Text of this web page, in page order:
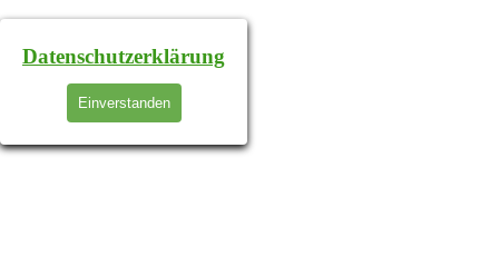
Datenschutzerklärung
Einverstanden